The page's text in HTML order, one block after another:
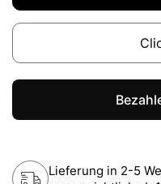
Lieferung in 2-5